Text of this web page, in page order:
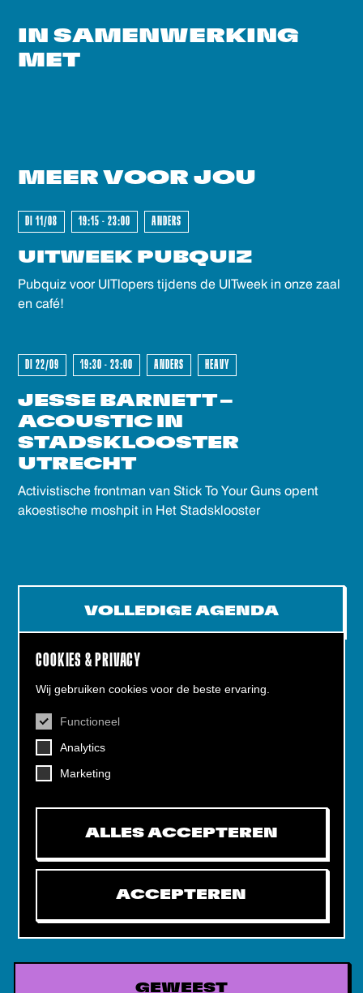
COOKIES & PRIVACY
Wij gebruiken cookies voor de beste ervaring.
Functioneel
Analytics
Marketing
ALLES ACCEPTEREN
ACCEPTEREN
GEWEEST
IN SAMENWERKING
MET
MEER VOORJOU
DI 11/08 19:15 - 23:00 ANDERS
UITWEEK PUBQUIZ
Pubquiz voor UITlopers tijdens de UITweek in onze zaal
en café!
DI 22/09 19:30 - 23:00 ANDERS HEAVY
JESSE BARNETT –
ACOUSTIC IN
STADSKLOOSTER
UTRECHT
Activistische frontman van Stick To Your Guns opent
akoestische moshpit in Het Stadsklooster
VOLLEDIGE AGENDA
CONTACT
Helling 7, 3523 CB Utrecht
Toegankelijkheids­verklaringMijn tickets